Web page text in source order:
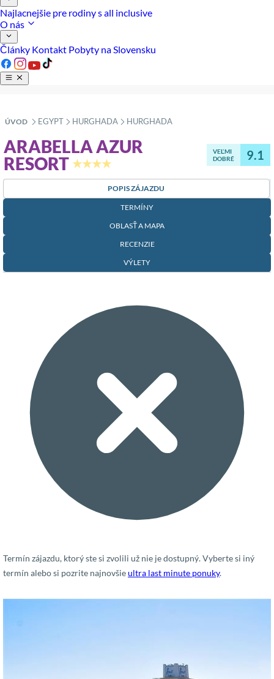
Najlacnejšie pre rodiny s all inclusive
O nás
Články Kontakt Pobyty na Slovensku
ÚVOD »
EGYPT »
HURGHADA »
HURGHADA
ARABELLA AZUR
RESORT ★★★★
VEĽMI
DOBRÉ
9.1
POPIS ZÁJAZDU
TERMÍNY
OBLASŤ A MAPA
RECENZIE
VÝLETY
Termín zájazdu, ktorý ste si zvolili už nie je dostupný. Vyberte si iný
termín alebo si pozrite najnovšieultra last minute ponuky.